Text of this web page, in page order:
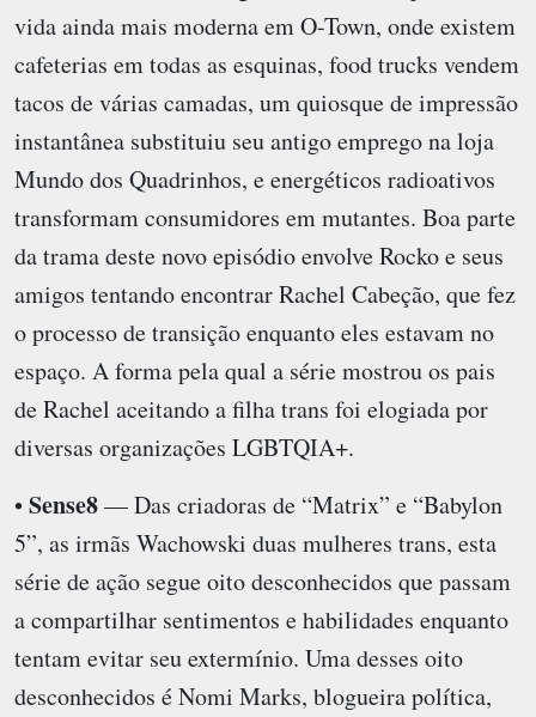
vida ainda mais moderna em O-Town, onde existem
cafeterias em todas as esquinas, food trucks vendem
tacos de várias camadas, um quiosque de impressão
instantânea substituiu seu antigo emprego na loja
Mundo dos Quadrinhos, e energéticos radioativos
transformam consumidores em mutantes. Boa parte
da trama deste novo episódio envolve Rocko e seus
amigos tentando encontrar Rachel Cabeção, que fez
o processo de transição enquanto eles estavam no
espaço. A forma pela qual a série mostrou os pais
de Rachel aceitando a filha trans foi elogiada por
diversas organizações LGBTQIA+.
•Sense8— Das criadoras de “Matrix” e “Babylon
5”, as irmãs Wachowski duas mulheres trans, esta
série de ação segue oito desconhecidos que passam
a compartilhar sentimentos e habilidades enquanto
tentam evitar seu extermínio. Uma desses oito
desconhecidos é Nomi Marks, blogueira política,